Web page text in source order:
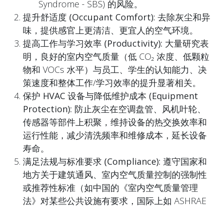
Syndrome - SBS) 的风险。
提升舒适度 (Occupant Comfort): 去除灰尘和异
味，提供感官上更清洁、更宜人的空气环境。
提高工作与学习效率 (Productivity): 大量研究表
明，良好的室内空气质量（低 CO₂ 浓度、低颗粒
物和 VOCs 水平）与员工、学生的认知能力、决
策速度和整体工作/学习效率的提升显著相关。
保护 HVAC 设备与降低维护成本 (Equipment
Protection): 防止灰尘在空调盘管、风机叶轮、
传感器等部件上积聚，维持设备的热交换效率和
运行性能，减少清洗频率和维修成本，延长设备
寿命。
满足法规与标准要求 (Compliance): 遵守国家和
地方关于建筑通风、室内空气质量控制的强制性
或推荐性标准（如中国的《室内空气质量管理
法》对某些公共设施有要求，国际上如 ASHRAE